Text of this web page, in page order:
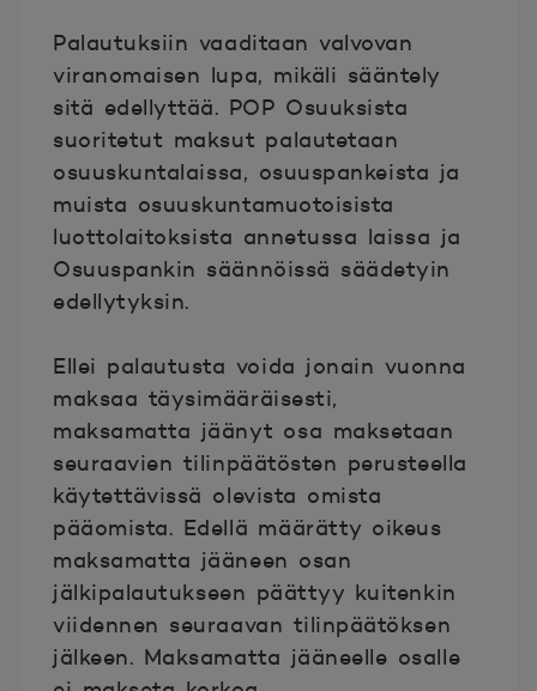
Palautuksiin vaaditaan valvovan
viranomaisen lupa, mikäli sääntely
sitä edellyttää. POP Osuuksista
suoritetut maksut palautetaan
osuuskuntalaissa, osuuspankeista ja
muista osuuskuntamuotoisista
luottolaitoksista annetussa laissa ja
Osuuspankin säännöissä säädetyin
edellytyksin.
Ellei palautusta voida jonain vuonna
maksaa täysimääräisesti,
maksamatta jäänyt osa maksetaan
seuraavien tilinpäätösten perusteella
käytettävissä olevista omista
pääomista. Edellä määrätty oikeus
maksamatta jääneen osan
jälkipalautukseen päättyy kuitenkin
viidennen seuraavan tilinpäätöksen
jälkeen. Maksamatta jääneelle osalle